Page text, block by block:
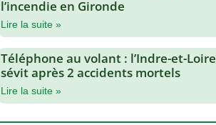
l’incendie en Gironde
Lire la suite »
Téléphone au volant : l’Indre-et-Loire
sévit après 2 accidents mortels
Lire la suite »